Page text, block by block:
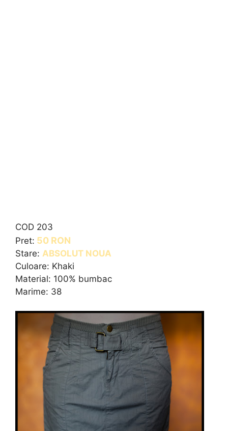
COD 203
Pret: 50 RON
Stare: ABSOLUT NOUA
Culoare: Khaki
Material: 100% bumbac
Marime: 38